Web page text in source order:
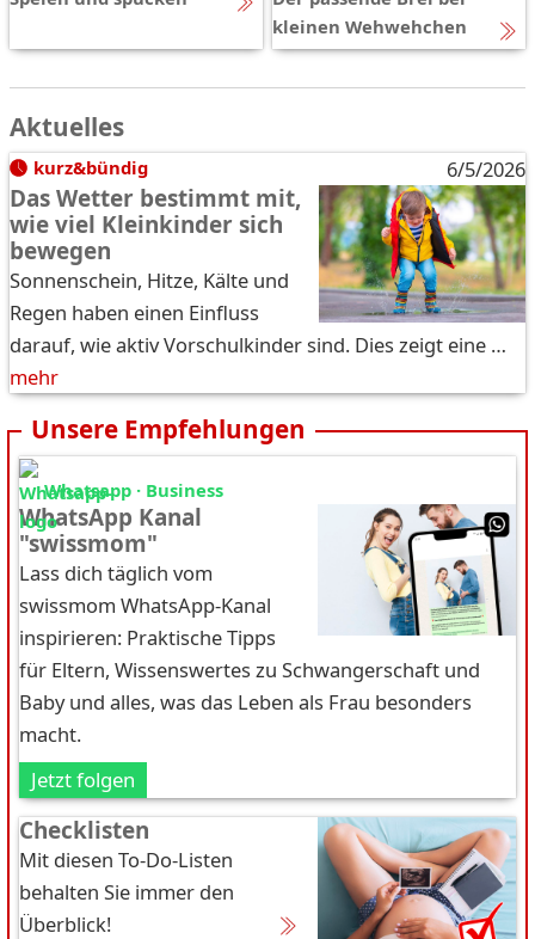
kleinen Wehwehchen
Aktuelles
kurz&bündig 6/5/2026
Das Wetter bestimmt mit,
wie viel Kleinkinder sich
bewegen
Sonnenschein, Hitze, Kälte und
Regen haben einen Einfluss
darauf, wie aktiv Vorschulkinder sind. Dies zeigt eine …
mehr
Unsere Empfehlungen
Whatsapp · Business
WhatsApp Kanal
"swissmom"
Lass dich täglich vom
swissmom WhatsApp-Kanal
inspirieren: Praktische Tipps
für Eltern, Wissenswertes zu Schwangerschaft und
Baby und alles, was das Leben als Frau besonders
macht.
Jetzt folgen
Checklisten
Mit diesen To-Do-Listen
behalten Sie immer den
Überblick!